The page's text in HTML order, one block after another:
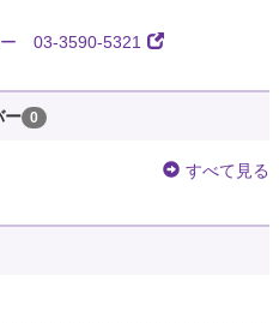
ー 03-3590-5321
ー 0
すべて見る